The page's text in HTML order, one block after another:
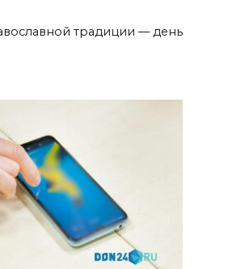
традиции — день